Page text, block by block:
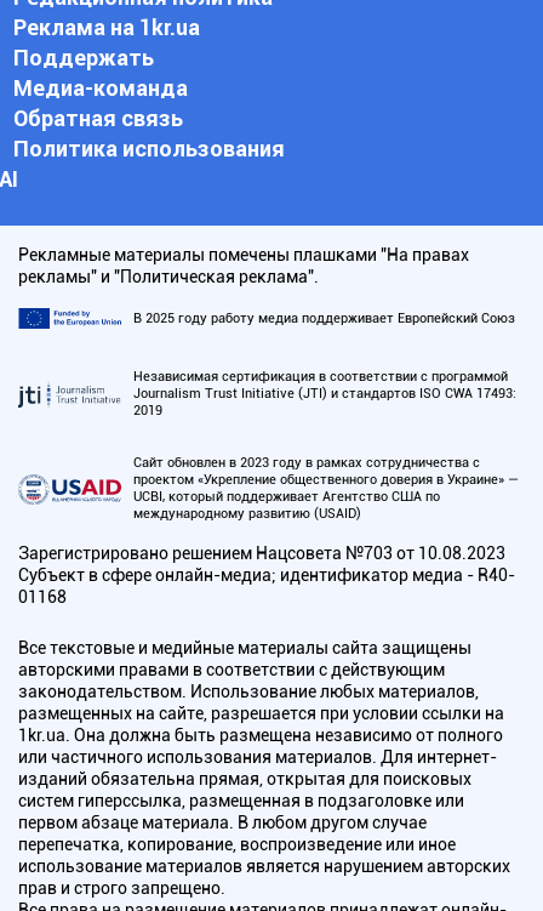
Реклама на 1kr.ua
Поддержать
Медиа-команда
Обратная связь
Политика использования
АI
Рекламные материалы помечены плашками "На правах
рекламы" и "Политическая реклама".
В 2025 году работу медиа поддерживает Европейский Союз
Независимая сертификация в соответствии с программой
Journalism Trust Initiative (JTI) и стандартов ISO CWA 17493:
2019
Сайт обновлен в 2023 году в рамках сотрудничества с
проектом «Укрепление общественного доверия в Украине» —
UCBI, который поддерживает Агентство США по
международному развитию (USAID)
Зарегистрировано решением Нацсовета №703 от 10.08.2023
Субъект в сфере онлайн-медиа; идентификатор медиа - R40-
01168
Все текстовые и медийные материалы сайта защищены
авторскими правами в соответствии с действующим
законодательством. Использование любых материалов,
размещенных на сайте, разрешается при условии ссылки на
1kr.ua. Она должна быть размещена независимо от полного
или частичного использования материалов. Для интернет-
изданий обязательна прямая, открытая для поисковых
систем гиперссылка, размещенная в подзаголовке или
первом абзаце материала. В любом другом случае
перепечатка, копирование, воспроизведение или иное
использование материалов является нарушением авторских
прав и строго запрещено.